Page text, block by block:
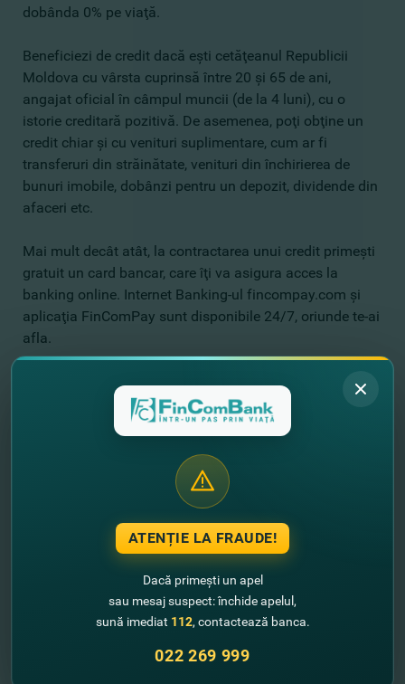
dobânda 0% pe viaţă.
Beneficiezi de credit dacă eşti cetăţeanul Republicii
Moldova cu vârsta cuprinsă între 20 şi 65 de ani,
angajat oficial în câmpul muncii (de la 4 luni), cu o
istorie creditară pozitivă. De asemenea, poţi obţine un
credit chiar şi cu venituri suplimentare, cum ar fi
transferuri din străinătate, venituri din închirierea de
bunuri imobile, dobânzi pentru un depozit, dividende din
afaceri etc.
Mai mult decât atât, la contractarea unui credit primeşti
gratuit un card bancar, care îţi va asigura acces la
banking online. Internet Banking-ul fincompay.com şi
aplicaţia FinComPay sunt disponibile 24/7, oriunde te-ai
afla.
Solicită creditul onlineîn doar câteva click-uri şi
primeşte decizia privind aprobarea acestuia în 5 minute
prin SMS. Obţine un răspuns pozitiv şi vină în
Alte noutăţi
ATENȚIE LA FRAUDE!
Dacă primești un apel
sau mesaj suspect: închide apelul,
sună imediat 112, contactează banca.
022 269 999